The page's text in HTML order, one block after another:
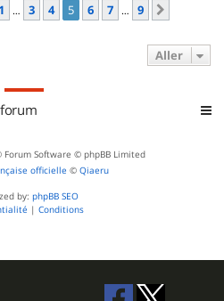
sur 9
Précédent
1 … 3 4 5 6 7 … 9
Aller
Forum Software © phpBB Limited
officielle © Qiaeru
by: phpBB SEO
| Conditions